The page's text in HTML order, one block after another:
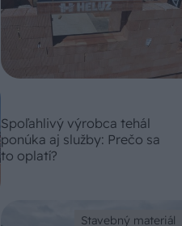
Spoľahlivý výrobca tehál
ponúka aj služby: Prečo sa
to oplatí?
Stavebný materiál